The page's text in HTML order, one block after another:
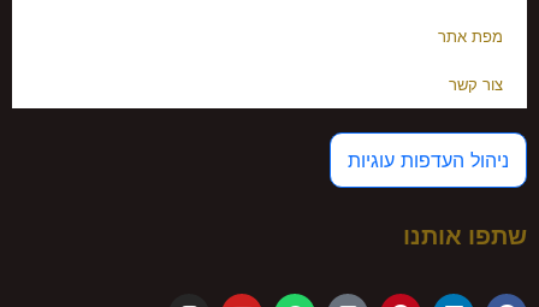
מפת אתר
צור קשר
ניהול העדפות עוגיות
שתפו אותנו